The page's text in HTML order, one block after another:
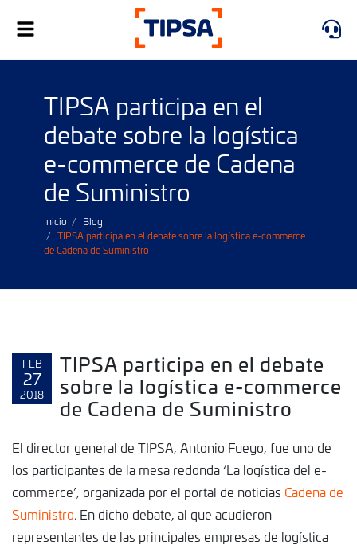
Alternar
navegación
TIPSA participa en el
debate sobre la logística
e-commerce de Cadena
de Suministro
Inicio
Blog
TIPSA participa en el debate sobre la logística e-commerce
de Cadena de Suministro
FEB
27
2018
TIPSA participa en el debate
sobre la logística e-commerce
de Cadena de Suministro
El director general de TIPSA, Antonio Fueyo, fue uno de
los participantes de la mesa redonda ‘La logística del e-
commerce’, organizada por el portal de noticias Cadena de
Suministro. En dicho debate, al que acudieron
representantes de las principales empresas de logística